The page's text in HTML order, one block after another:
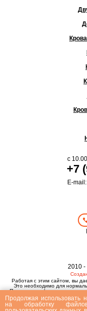
с 10.00
+7
E-mail:
2010
Работая с этим сайтом, вы
Это необходимо для
Политика конфиденциальности
Продолжая использовать
на обработку